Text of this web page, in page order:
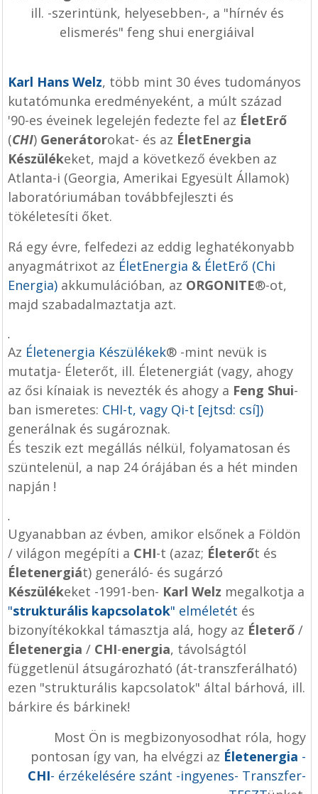
ill. -szerintünk, helyesebben-, a "hírnév és
elismerés" feng shui energiáival
Karl Hans Welz, több mint 30 éves tudományos
kutatómunka eredményeként, a múlt század
'90-es éveinek legelején fedezte fel az ÉletErő
(CHI) Generátorokat- és az ÉletEnergia
Készülékeket, majd a következő években az
Atlanta-i (Georgia, Amerikai Egyesült Államok)
laboratóriumában továbbfejleszti és
tökéletesíti őket.
Rá egy évre, felfedezi az eddig leghatékonyabb
anyagmátrixot az ÉletEnergia & ÉletErő (Chi
Energia) akkumulációban, az ORGONITE®-ot,
majd szabadalmaztatja azt.
.
Az Életenergia Készülékek® -mint nevük is
mutatja- Életerőt, ill. Életenergiát (vagy, ahogy
az ősi kínaiak is nevezték és ahogy a Feng Shui-
ban ismeretes: CHI-t, vagy Qi-t [ejtsd: csí])
generálnak és sugároznak.
És teszik ezt megállás nélkül, folyamatosan és
szüntelenül, a nap 24 órájában és a hét minden
napján !
.
Ugyanabban az évben, amikor elsőnek a Földön
/ világon megépíti a CHI-t (azaz; Életerőt és
Életenergiát) generáló- és sugárzó
Készülékeket -1991-ben- Karl Welz megalkotja a
"strukturális kapcsolatok" elméletét és
bizonyítékokkal támasztja alá, hogy az Életerő /
Életenergia / CHI-energia, távolságtól
függetlenül átsugározható (át-transzferálható)
ezen "strukturális kapcsolatok" által bárhová, ill.
bárkire és bárkinek!
Most Ön is megbizonyosodhat róla, hogy
pontosan így van, ha elvégzi az Életenergia -
CHI- érzékelésére szánt -ingyenes- Transzfer-